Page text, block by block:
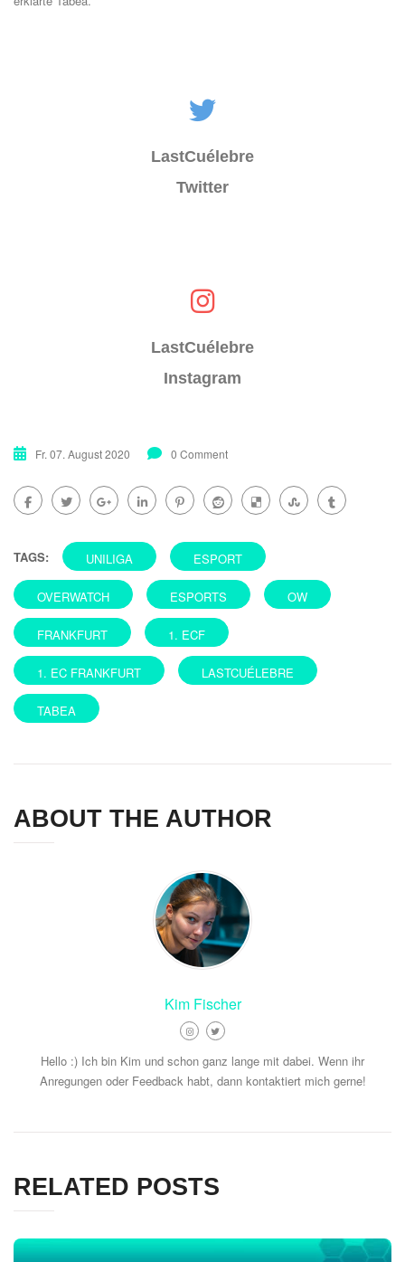
LastCuélebre
Twitter
LastCuélebre
Instagram
Fr. 07. August 2020 0 Comment
TAGS: UNILIGA ESPORT
OVERWATCH ESPORTS OW
FRANKFURT 1. ECF
1. EC FRANKFURT LASTCUÉLEBRE
TABEA
ABOUT THE AUTHOR
Kim Fischer
Hello :) Ich bin Kim und schon ganz lange mit dabei. Wenn ihr
Anregungen oder Feedback habt, dann kontaktiert mich gerne!
RELATED POSTS